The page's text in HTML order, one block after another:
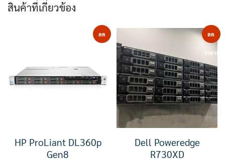
สินค้าที่เกี่ยวข้อง
ลด
HP ProLiant DL360p
Gen8
ลด
ราคา!
Dell Poweredge
R730XD